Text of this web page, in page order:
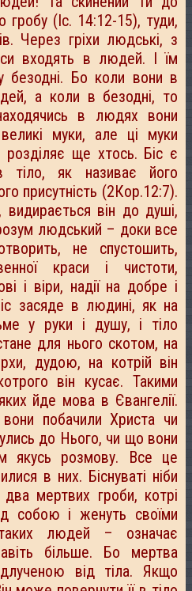
(Іс. 14:12-15), туди,
Через гріхи людські, з
входять в людей. І їм
Бо коли вони в
а коли в безодні, то
в людях вони
муки, але ці муки
розділяє ще хтось. Біс є
тіло, як називає його
присутність (2Кор.12:7).
він до душі,
людський – доки все
не спустошить,
краси і чистоти,
і віри, надії на добре і
засяде в людині, як на
у руки і душу, і тіло
для нього скотом, на
дудою, на котрій він
він кусає. Такими
йде мова в Євангелії.
побачили Христа чи
до Нього, чи що вони
якусь розмову. Все це
в них. Біснуваті ніби
мертвих гроби, котрі
собою і женуть своїми
людей – означає
більше. Бо мертва
від тіла. Якщо